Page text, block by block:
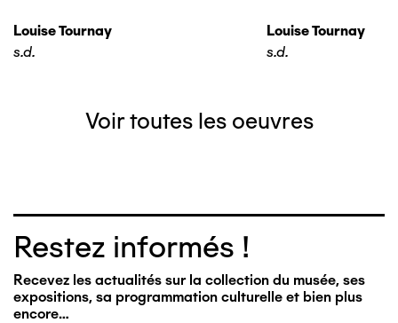
Louise Tournay
s.d.
Louise Tournay
s.d.
Voir toutes les oeuvres
Restez informés !
Recevez les actualités sur la collection du musée, ses
expositions, sa programmation culturelle et bien plus
encore…